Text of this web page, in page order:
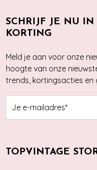
SCHRIJF JE NU
KORTING
Meld je aan voor onze
hoogte van onze
trends, kortingsacties en
TOPVINTAGE